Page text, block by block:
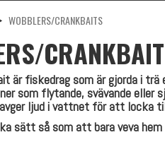
WOBBLERS/CRANKBAITS
är fiskedrag som är gjorda i
som flytande, svävande
ljud i vattnet för att locka
sätt så som att bara veva